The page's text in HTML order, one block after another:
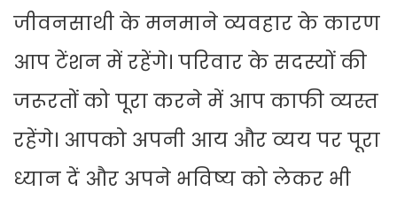
जीवनसाथी के मनमाने व्यवहार के कारण
आप टेंशन में रहेंगे। परिवार के सदस्यों की
जरूरतों को पूरा करने में आप काफी व्यस्त
रहेंगे। आपको अपनी आय और व्यय पर पूरा
ध्यान दें और अपने भविष्य को लेकर भी